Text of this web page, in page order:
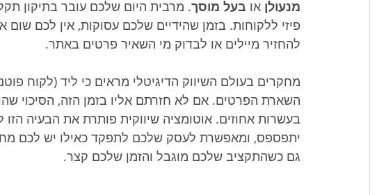
מנעולן או בעל מוסך. מרבית היום שלכם עובר בתיקון
פיזי ללקוחות. בזמן שהידיים שלכם עסוקות, אין לכם שום
להחזיר מיילים או לבדוק מי השאיר פרטים באתר.
השארת הפרטים. אם לא חזרתם אליו בזמן הזה, הסיכוי
בעשרות אחוזים. אוטומציה שיווקית פותרת את הבעיה
יתפספס, ומאפשרת לעסק שלכם לתפקד כאילו יש לכם
גם כשהתקציב שלכם מוגבל והזמן שלכם קצר.